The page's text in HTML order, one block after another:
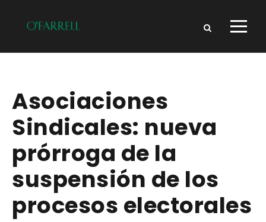
Asociaciones
Sindicales: nueva
prórroga de la
suspensión de los
procesos electorales